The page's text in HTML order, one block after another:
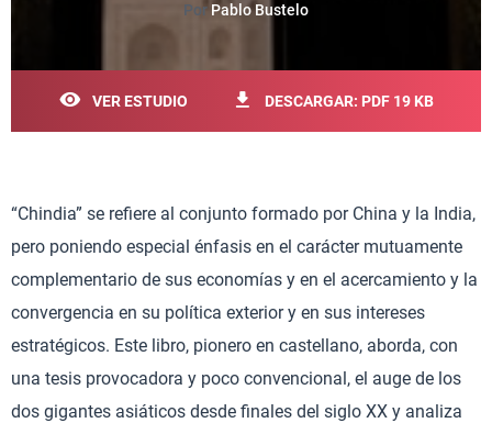
Por Pablo Bustelo
VER ESTUDIO DESCARGAR: PDF 19 KB
“Chindia” se refiere al conjunto formado por China y la India,
pero poniendo especial énfasis en el carácter mutuamente
complementario de sus economías y en el acercamiento y la
convergencia en su política exterior y en sus intereses
estratégicos. Este libro, pionero en castellano, aborda, con
una tesis provocadora y poco convencional, el auge de los
dos gigantes asiáticos desde finales del siglo XX y analiza